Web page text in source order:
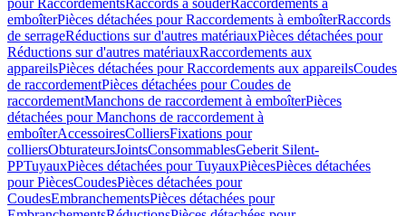
pour RaccordementsRaccords à souderRaccordements à
emboîterPièces détachées pour Raccordements à emboîterRaccords
de serrageRéductions sur d'autres matériauxPièces détachées pour
Réductions sur d'autres matériauxRaccordements aux
appareilsPièces détachées pour Raccordements aux appareilsCoudes
de raccordementPièces détachées pour Coudes de
raccordementManchons de raccordement à emboîterPièces
détachées pour Manchons de raccordement à
emboîterAccessoiresColliersFixations pour
colliersObturateursJointsConsommablesGeberit Silent-
PPTuyauxPièces détachées pour TuyauxPiècesPièces détachées
pour PiècesCoudesPièces détachées pour
CoudesEmbranchementsPièces détachées pour